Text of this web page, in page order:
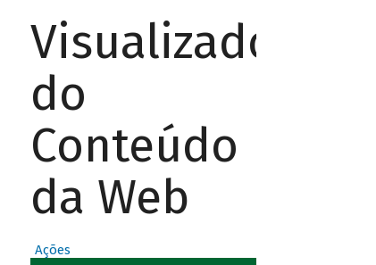
Visualizador
do
Conteúdo
da Web
Ações